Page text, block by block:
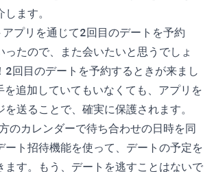
ます。
プリを通じて2回目のデートを予約
たので、また会いたいと思うでしょ
2回目のデートを予約するときが来まし
を追加していてもいなくても、アプリを
送ることで、確実に保護されます。
のカレンダーで待ち合わせの日時を同
ト招待機能を使って、デートの予定を
ます。もう、デートを逃すことはないで